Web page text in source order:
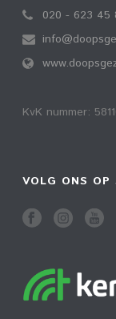
020 - 623 45
KvK nummer:
VOLG ONS OP